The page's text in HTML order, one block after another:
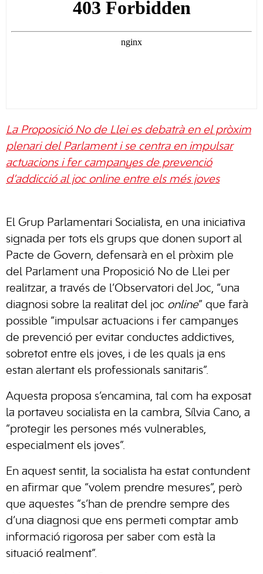
La Proposició No de Llei es debatrà en el pròxim
plenari del Parlament i se centra en impulsar
actuacions i fer campanyes de prevenció
d’addicció al joc online entre els més joves
El Grup Parlamentari Socialista, en una iniciativa
signada per tots els grups que donen suport al
Pacte de Govern, defensarà en el pròxim ple
del Parlament una Proposició No de Llei per
realitzar, a través de l’Observatori del Joc, “una
diagnosi sobre la realitat del joc online” que farà
possible “impulsar actuacions i fer campanyes
de prevenció per evitar conductes addictives,
sobretot entre els joves, i de les quals ja ens
estan alertant els professionals sanitaris”.
Aquesta proposa s’encamina, tal com ha exposat
la portaveu socialista en la cambra, Sílvia Cano, a
“protegir les persones més vulnerables,
especialment els joves”.
En aquest sentit, la socialista ha estat contundent
en afirmar que “volem prendre mesures”, però
que aquestes “s’han de prendre sempre des
d’una diagnosi que ens permeti comptar amb
informació rigorosa per saber com està la
situació realment”.